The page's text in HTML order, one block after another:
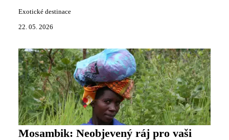
Exotické destinace
22. 05. 2026
Mosambik: Neobjevený ráj pro vaši